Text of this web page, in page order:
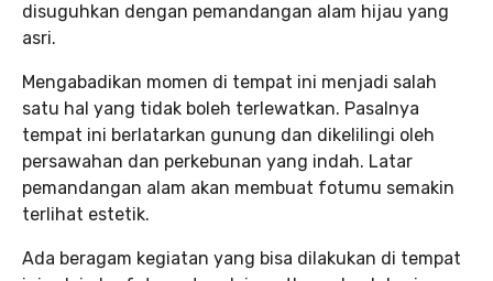
disuguhkan dengan pemandangan alam hijau yang
asri.
Mengabadikan momen di tempat ini menjadi salah
satu hal yang tidak boleh terlewatkan. Pasalnya
tempat ini berlatarkan gunung dan dikelilingi oleh
persawahan dan perkebunan yang indah. Latar
pemandangan alam akan membuat fotumu semakin
terlihat estetik.
Ada beragam kegiatan yang bisa dilakukan di tempat